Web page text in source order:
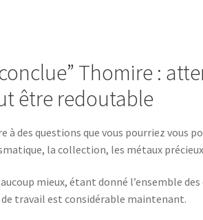
Thomire :
être redoutable
à des questions que vous pourriez vous
la collection, les métaux
mieux, étant donné l’ensemble
travail est considérable maintenant.